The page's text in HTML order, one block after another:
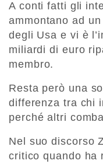
A conti fatti gli
ammontano ad
degli Usa e vi è
miliardi di euro
membro.
Resta però una
differenza tra chi
perché altri
Nel suo discorso
critico quando ha